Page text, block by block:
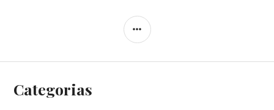
SIDEBAR
Categorias